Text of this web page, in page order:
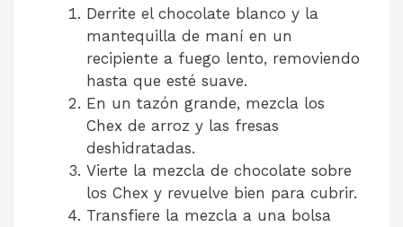
Derrite el chocolate blanco y la
mantequilla de maní en un
recipiente a fuego lento, removiendo
hasta que esté suave.
En un tazón grande, mezcla los
Chex de arroz y las fresas
deshidratadas.
Vierte la mezcla de chocolate sobre
los Chex y revuelve bien para cubrir.
Transfiere la mezcla a una bolsa